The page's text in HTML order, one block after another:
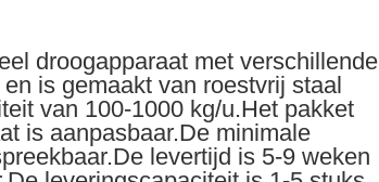
droogapparaat met verschillende
is gemaakt van roestvrij staal
van 100-1000 kg/u.Het pakket
is aanpasbaar.De minimale
levertijd is 5-9 weken